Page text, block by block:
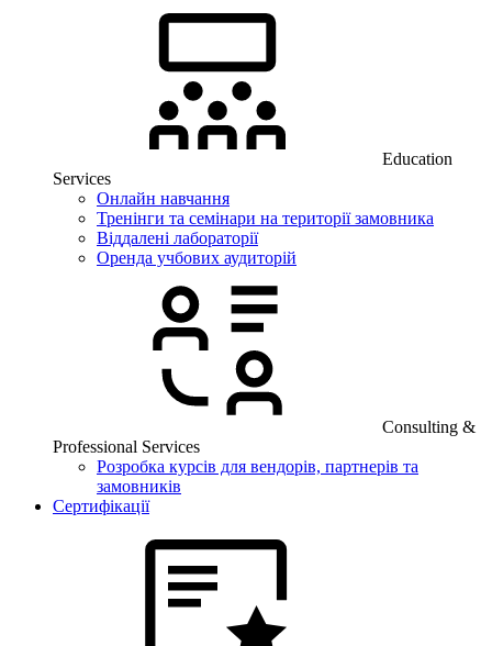
Education
Services
Онлайн навчання
Тренінги та семінари на території замовника
Віддалені лабораторії
Оренда учбових аудиторій
Consulting &
Professional Services
Розробка курсів для вендорів, партнерів та
замовників
Сертифікації